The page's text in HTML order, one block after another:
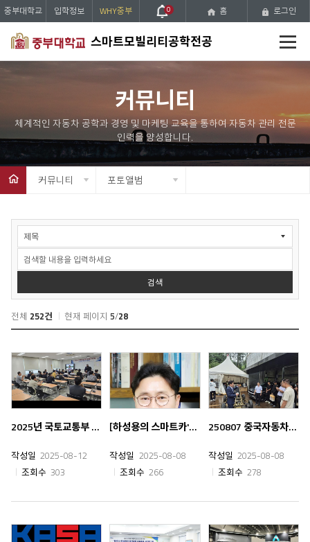
스마트모빌리티공학전공
메
뉴
중부대학교 입학정보 WHY중부 0 홈 로그인
커뮤니티
커뮤니티 포토앨범
게
검
검색
전체 252건 현재 페이지5/28
2025년 국토교통부 4년제 대학 최초 자동차기술인력양성 인증기관 전기자동차 안전성 평가 및 통합 안전기술 개발사업의 일환 전기자동차 기초과정 1차 교육 성료
작성일 2025-08-12
조회수 303
[하성용의 스마트카'톡'] 모빌리티산업의 경쟁력 제고 방안…과감한 투자·혁신
작성일 2025-08-08
조회수 266
250807 중국자동차대학 방문
작성일 2025-08-08
조회수 278